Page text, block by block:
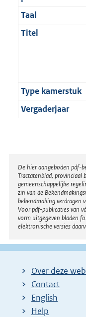
Taal
Titel
Type kamerstuk
Vergaderjaar
Disclaimer
De hier aangeboden pdf-
Tractatenblad, provinciaal
gemeenschappelijke
zin van de
bekendmaking verdragen
Voor pdf-publicaties van
vorm uitgegeven bladen
elektronische versies
Over deze
Contact
English
Help